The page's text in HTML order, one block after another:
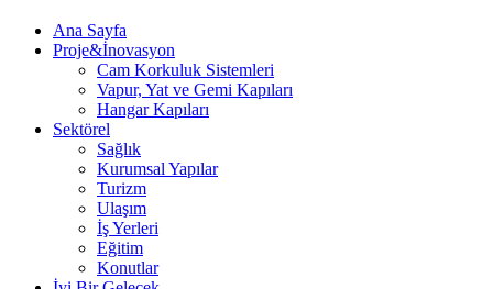
Ana Sayfa
Proje&İnovasyon
Cam Korkuluk Sistemleri
Vapur, Yat ve Gemi Kapıları
Hangar Kapıları
Sektörel
Sağlık
Kurumsal Yapılar
Turizm
Ulaşım
İş Yerleri
Eğitim
Konutlar